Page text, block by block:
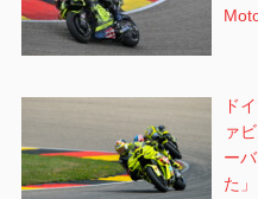
ド
ァ
ー
た」